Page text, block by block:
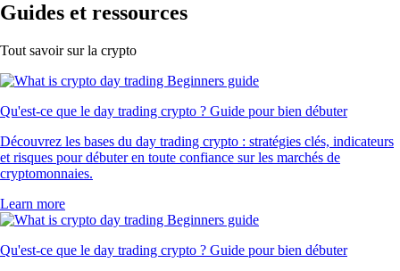
Guides et ressources
Tout savoir sur la crypto
Qu'est-ce que le day trading crypto ? Guide pour bien débuter
Découvrez les bases du day trading crypto : stratégies clés, indicateurs
et risques pour débuter en toute confiance sur les marchés de
cryptomonnaies.
Learn more
Qu'est-ce que le day trading crypto ? Guide pour bien débuter